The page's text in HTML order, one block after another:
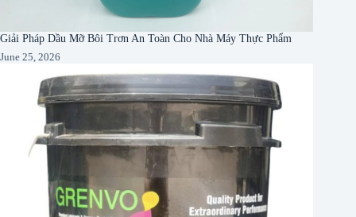
Giải Pháp Dầu Mỡ Bôi Trơn An Toàn Cho Nhà Máy Thực Phẩm
June 25, 2026